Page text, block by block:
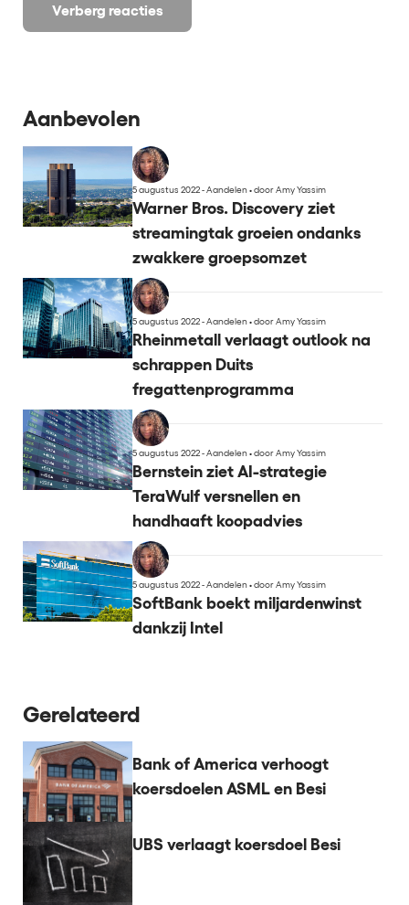
Verberg reacties
Aanbevolen
5 augustus 2022 - Aandelen•door Amy Yassim
Warner Bros. Discovery ziet
streamingtak groeien ondanks
zwakkere groepsomzet
5 augustus 2022 - Aandelen•door Amy Yassim
Rheinmetall verlaagt outlook na
schrappen Duits
fregattenprogramma
5 augustus 2022 - Aandelen•door Amy Yassim
Bernstein ziet AI-strategie
TeraWulf versnellen en
handhaaft koopadvies
5 augustus 2022 - Aandelen•door Amy Yassim
SoftBank boekt miljardenwinst
dankzij Intel
Gerelateerd
Bank of America verhoogt
koersdoelen ASML en Besi
UBS verlaagt koersdoel Besi